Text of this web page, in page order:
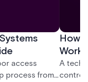
access
process from
How
A
control